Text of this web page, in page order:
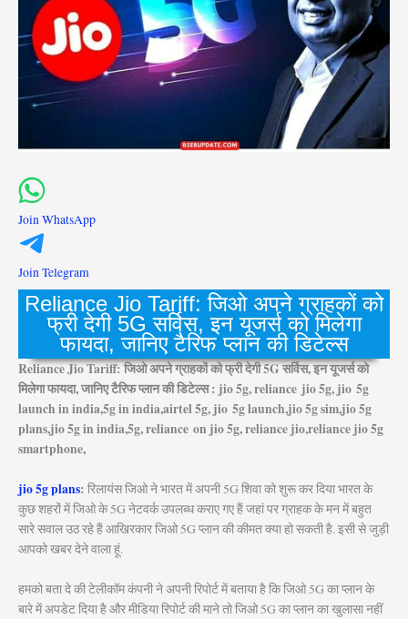
Join WhatsApp
Join Telegram
Reliance Jio Tariff: जिओ अपने ग्राहकों को
फ्री देगी 5G सर्विस, इन यूजर्स को मिलेगा
फायदा, जानिए टैरिफ प्लान की डिटेल्स
Reliance Jio Tariff: जिओ अपने ग्राहकों को फ्री देगी 5G सर्विस, इन यूजर्स को
मिलेगा फायदा, जानिए टैरिफ प्लान की डिटेल्स : jio 5g, reliance jio 5g, jio 5g
launch in india,5g in india,airtel 5g, jio 5g launch,jio 5g sim,jio 5g
plans,jio 5g in india,5g, reliance on jio 5g, reliance jio,reliance jio 5g
smartphone,
jio 5g plans: रिलायंस जिओ ने भारत में अपनी 5G शिवा को शुरू कर दिया भारत के
कुछ शहरों में जिओ के 5G नेटवर्क उपलब्ध कराए गए हैं जहां पर ग्राहक के मन में बहुत
सारे सवाल उठ रहे हैं आखिरकार जिओ 5G प्लान की कीमत क्या हो सकती है. इसी से जुड़ी
आपको खबर देने वाला हूं.
हमको बता दे की टेलीकॉम कंपनी ने अपनी रिपोर्ट में बताया है कि जिओ 5G का प्लान के
बारे में अपडेट दिया है और मीडिया रिपोर्ट की माने तो जिओ 5G का प्लान का खुलासा नहीं